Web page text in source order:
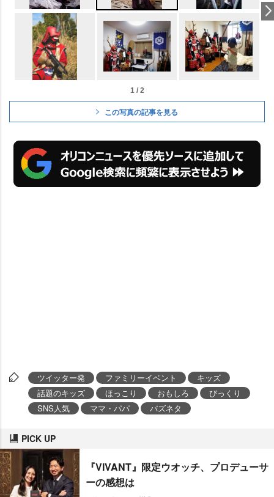
1 / 2
この写真の記事を見る
ツイッター発 ファミリーイベント
キッズ
話題のキッズ
ほっこり おもしろ
びっくり
SNS人気
ママ・パパ バズネタ
PICK UP
『VIVANT』限定ウオッチ、プロデューサ
ーの感想は